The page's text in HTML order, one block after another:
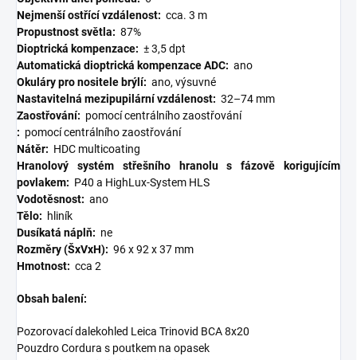
Nejmenší ostřící vzdálenost: cca. 3 m
Propustnost světla: 87%
Dioptrická kompenzace: ± 3,5 dpt
Automatická dioptrická kompenzace ADC: ano
Okuláry pro nositele brýlí: ano, výsuvné
Nastavitelná mezipupilární vzdálenost: 32–74 mm
Zaostřování: pomocí centrálního zaostřování
: pomocí centrálního zaostřování
Nátěr: HDC multicoating
Hranolový systém střešního hranolu s fázově korigujícím
povlakem: P40 a HighLux-System HLS
Vodotěsnost: ano
Tělo: hliník
Dusíkatá náplň: ne
Rozměry (ŠxVxH): 96 x 92 x 37 mm
Hmotnost: cca 2
Obsah balení:
Pozorovací dalekohled Leica Trinovid BCA 8x20
Pouzdro Cordura s poutkem na opasek